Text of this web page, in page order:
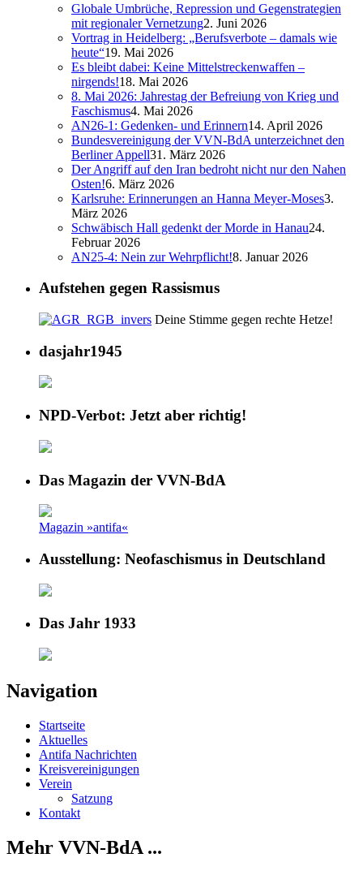
Globale Umbrüche, Repression und Gegenstrategien
mit regionaler Vernetzung2. Juni 2026
Vortrag in Heidelberg: „Berufsverbote – damals wie
heute“19. Mai 2026
Es bleibt dabei: Keine Mittelstreckenwaffen –
nirgends!18. Mai 2026
8. Mai 2026: Jahrestag der Befreiung von Krieg und
Faschismus4. Mai 2026
AN26-1: Gedenken- und Erinnern14. April 2026
Bundesvereinigung der VVN-BdA unterzeichnet den
Berliner Appell31. März 2026
Der Angriff auf den Iran bedroht nicht nur den Nahen
Osten!6. März 2026
Karlsruhe: Erinnerungen an Hanna Meyer-Moses3.
März 2026
Schwäbisch Hall gedenkt der Morde in Hanau24.
Februar 2026
AN25-4: Nein zur Wehrpflicht!8. Januar 2026
Aufstehen gegen Rassismus
Deine Stimme gegen rechte Hetze!
dasjahr1945
NPD-Verbot: Jetzt aber richtig!
Das Magazin der VVN-BdA
Magazin »antifa«
Ausstellung: Neofaschismus in Deutschland
Das Jahr 1933
Navigation
Startseite
Aktuelles
Antifa Nachrichten
Kreisvereinigungen
Verein
Satzung
Kontakt
Mehr VVN-BdA ...